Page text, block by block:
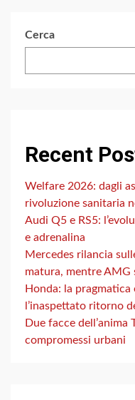
Cerca
Recent
Welfare 2026: dagli
rivoluzione sanitaria
Audi Q5 e RS5:
e adrenalina
Mercedes rilancia
matura, mentre AMG
Honda: la pragmatica
l’inaspettato ritorno
Due facce dell’anima
compromessi urbani